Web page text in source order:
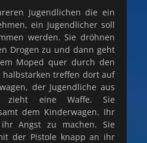
Jugendlichen die ein
ein Jugendlicher soll
werden. Sie dröhnen
Drogen zu und dann geht
Moped quer durch den
halbstarken treffen dort auf
der Jugendliche aus
zieht eine Waffe. Sie
dem Kinderwagen. Ihr
Angst zu machen. Sie
der Pistole knapp an ihr